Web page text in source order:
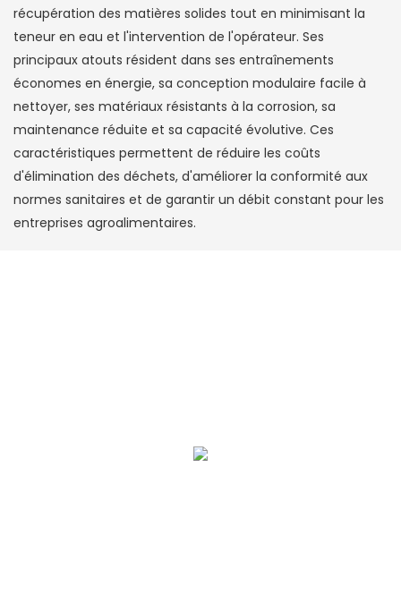
récupération des matières solides tout en minimisant la
teneur en eau et l'intervention de l'opérateur. Ses
principaux atouts résident dans ses entraînements
économes en énergie, sa conception modulaire facile à
nettoyer, ses matériaux résistants à la corrosion, sa
maintenance réduite et sa capacité évolutive. Ces
caractéristiques permettent de réduire les coûts
d'élimination des déchets, d'améliorer la conformité aux
normes sanitaires et de garantir un débit constant pour les
entreprises agroalimentaires.